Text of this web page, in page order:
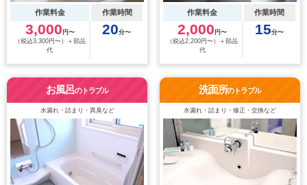
作業料金 作業時間
3,000 円〜
（税込3,300円〜）＋部品
代
20分〜
作業料金 作業時間
2,000 円〜
（税込2,200円〜）＋部品
代
15分〜
お風呂のトラブル
水漏れ・詰まり・異臭など
洗面所のトラブル
水漏れ・詰まり・修正・交換など